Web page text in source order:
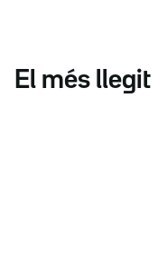
El més llegit